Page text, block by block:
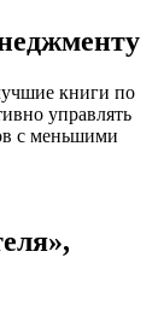
книги по
управлять
с меньшими